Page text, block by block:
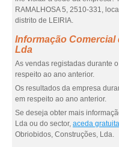
RAMALHOSA 5, 2510-331,
distrito de LEIRIA.
Informação
Lda
As vendas registadas durante
respeito ao ano anterior.
Os resultados da empresa
em respeito ao ano anterior.
Se deseja obter mais
Lda ou do sector, aceda
Obriobidos, Construções, Lda.